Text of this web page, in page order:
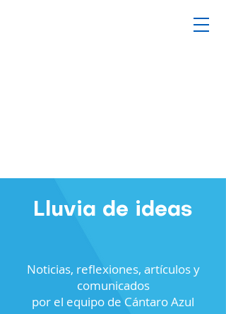
Lluvia de ideas
Noticias, reflexiones, artículos y
comunicados
por el equipo de Cántaro Azul